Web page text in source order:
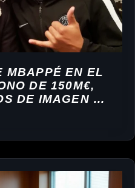
MBAPPÉ EN EL
DE 150M€,
DE IMAGEN Y